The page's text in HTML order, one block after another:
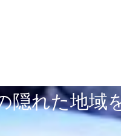
隠れた地域